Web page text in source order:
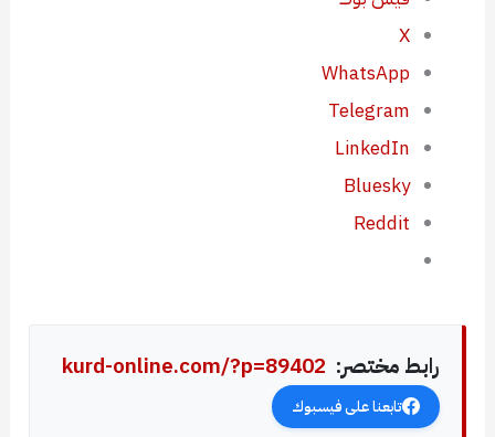
X
WhatsApp
Telegram
LinkedIn
Bluesky
Reddit
رابط مختصر: kurd-online.com/?p=89402
تابعنا على فيسبوك